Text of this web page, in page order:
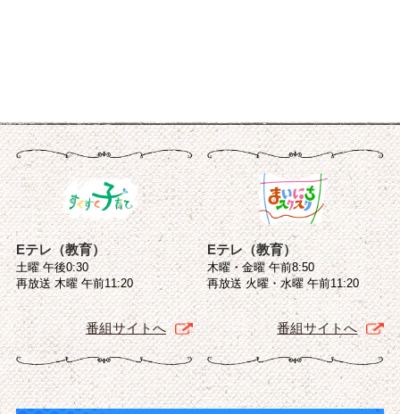
Eテレ（教育）
土曜 午後0:30
再放送 木曜 午前11:20
番組サイトへ
Eテレ（教育）
木曜・金曜 午前8:50
再放送 火曜・水曜 午前11:20
番組サイトへ